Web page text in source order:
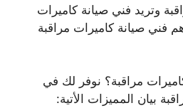
وتريد فني صيانة كاميرات
فني صيانة كاميرات مراقبة
مراقبة؟ نوفر لك في
بيان المميزات الأتية: